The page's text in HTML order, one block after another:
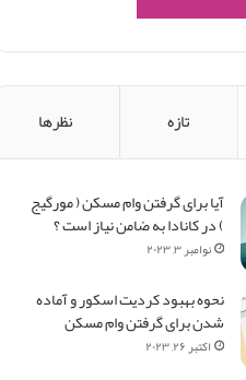
تازه نظرها
آیا برای گرفتن وام مسکن (‌ مورگیج
) در کانادا به ضامن نیاز است ؟
نوامبر ۳, ۲۰۲۳
نحوه بهبود کردیت اسکور و آماده
شدن برای گرفتن وام مسکن
اکتبر ۲۶, ۲۰۲۳